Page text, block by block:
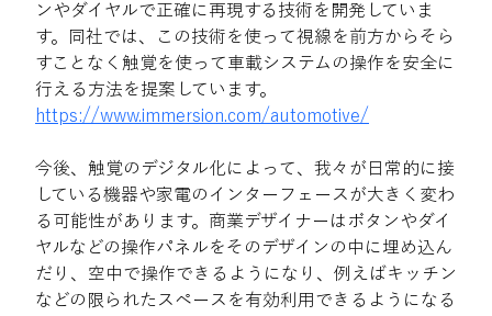
ンやダイヤルで正確に再現する技術を開発していま
す。同社では、この技術を使って視線を前方からそら
すことなく触覚を使って車載システムの操作を安全に
行える方法を提案しています。
https://www.immersion.com/automotive/
今後、触覚のデジタル化によって、我々が日常的に接
している機器や家電のインターフェースが大きく変わ
る可能性があります。商業デザイナーはボタンやダイ
ヤルなどの操作パネルをそのデザインの中に埋め込ん
だり、空中で操作できるようになり、例えばキッチン
などの限られたスペースを有効利用できるようになる